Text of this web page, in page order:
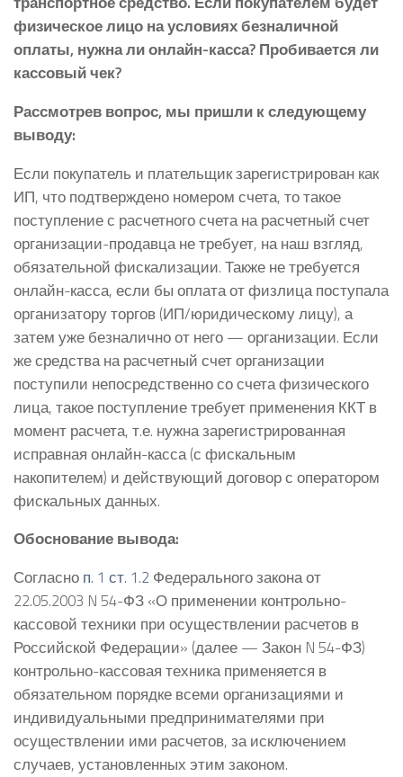
физическое лицо на условиях безналичной
оплаты, нужна ли онлайн-касса? Пробивается ли
кассовый чек?
Рассмотрев вопрос, мы пришли к следующему
выводу:
Если покупатель и плательщик зарегистрирован как
ИП, что подтверждено номером счета, то такое
поступление с расчетного счета на расчетный счет
организации-продавца не требует, на наш взгляд,
обязательной фискализации. Также не требуется
онлайн-касса, если бы оплата от физлица поступала
организатору торгов (ИП/юридическому лицу), а
затем уже безналично от него — организации. Если
же средства на расчетный счет организации
поступили непосредственно со счета физического
лица, такое поступление требует применения ККТ в
момент расчета, т.е. нужна зарегистрированная
исправная онлайн-касса (с фискальным
накопителем) и действующий договор с оператором
фискальных данных.
Обоснование вывода:
Согласно п. 1 ст. 1.2 Федерального закона от
22.05.2003 N 54-ФЗ «О применении контрольно-
кассовой техники при осуществлении расчетов в
Российской Федерации» (далее — Закон N 54-ФЗ)
контрольно-кассовая техника применяется в
обязательном порядке всеми организациями и
индивидуальными предпринимателями при
осуществлении ими расчетов, за исключением
случаев, установленных этим законом.